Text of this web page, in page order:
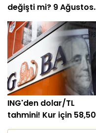
değişti mi? 9 Ağustos
güncel kurlar
ING'den dolar/TL
tahmini! Kur için 58,50
seviyesi öngörüldü